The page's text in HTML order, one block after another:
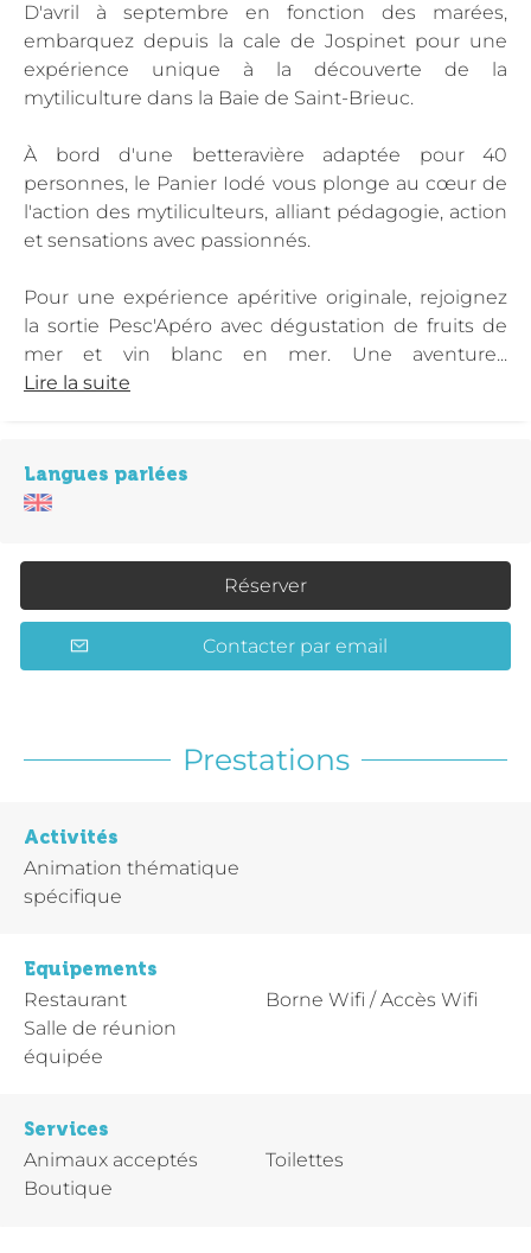
D'avril à septembre en fonction des marées,
embarquez depuis la cale de Jospinet pour une
expérience unique à la découverte de la
mytiliculture dans la Baie de Saint-Brieuc.
À bord d'une betteravière adaptée pour 40
personnes, le Panier Iodé vous plonge au cœur de
l'action des mytiliculteurs, alliant pédagogie, action
et sensations avec passionnés.
Pour une expérience apéritive originale, rejoignez
la sortie Pesc'Apéro avec dégustation de fruits de
mer et vin blanc en mer. Une aventure...
Lire la suite
Langues parlées
Réserver
Contacter par email
Prestations
Activités
Animation thématique
spécifique
Equipements
Restaurant
Salle de réunion
équipée
Borne Wifi / Accès Wifi
Services
Animaux acceptés
Boutique
Toilettes